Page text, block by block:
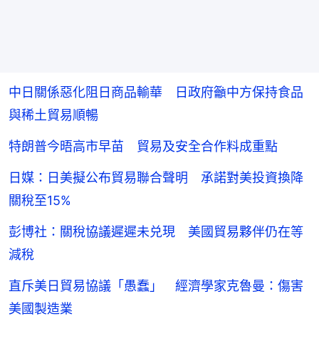
中日關係惡化阻日商品輸華 日政府籲中方保持食品
與稀土貿易順暢
特朗普今晤高市早苗 貿易及安全合作料成重點
日媒：日美擬公布貿易聯合聲明 承諾對美投資換降
關稅至15%
彭博社：關稅協議遲遲未兑現 美國貿易夥伴仍在等
減稅
直斥美日貿易協議「愚蠢」 經濟學家克魯曼：傷害
美國製造業